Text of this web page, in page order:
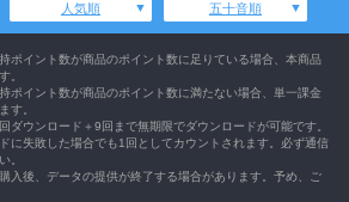
人気順 五十音順
ポイント数が商品のポイント数に足りている場合、本商品
。
ポイント数が商品のポイント数に満たない場合、単一課金
す。
ダウンロード＋9回まで無期限でダウンロードが可能です。
に失敗した場合でも1回としてカウントされます。必ず通信
。
入後、データの提供が終了する場合があります。予め、ご